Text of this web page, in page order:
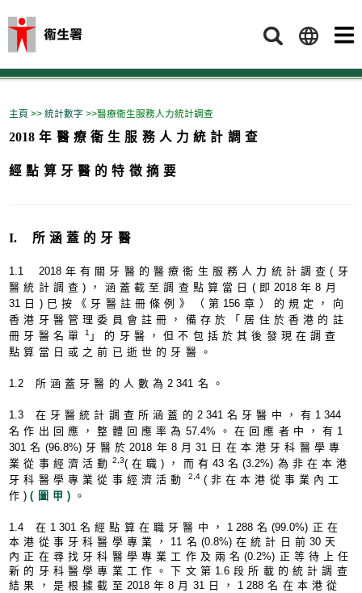
搜索
主頁 >>統計數字 >>醫療衞生服務人力統計調查
2018年醫療衞生服務人力統計調查
經點算牙醫的特徵摘要
I. 所涵蓋的牙醫
1.1 2018年有關牙醫的醫療衞生服務人力統計調查(牙
醫統計調查)，涵蓋截至調查點算當日(即 2018年8月
31日)巳按《牙醫註冊條例》（第 156章）的規定，向
香港牙醫管理委員會註冊，備存於「居住於香港的註
冊牙醫名單
1 」的牙醫，但不包括於其後發現在調查
點算當日或之前已逝世的牙醫。
1.2 所涵蓋牙醫的人數為2 341名。
1.3 在牙醫統計調查所涵蓋的 2 341名牙醫中，有 1 344
名作出回應，整體回應率為 57.4%。在回應者中，有 1
301名 (96.8%)牙醫於2018年8月31日在本港牙科醫學專
業從事經濟活動 2,3(在職)，而有 43名(3.2%)為非在本港
牙科醫學專業從事經濟活動
2,4 (非在本港從事業內工
作)(圖甲) 。
1.4 在 1 301名經點算在職牙醫中， 1 288名(99.0%)正在
本港從事牙科醫學專業， 11名 (0.8%)在統計日前 30天
內正在尋找牙科醫學專業工作及兩名(0.2%)正等待上任
新的牙科醫學專業工作。下文第 1.6段所載的統計調查
結果，是根據截至 2018年8月 31日， 1 288名在本港從